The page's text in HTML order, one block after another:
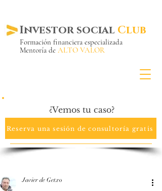
Investor social Club
Formación financiera especializada
Mentoría de ALTO VALOR
¿Vemos tu caso?
Reserva una sesión de consultoría gratis
Javier de Getxo